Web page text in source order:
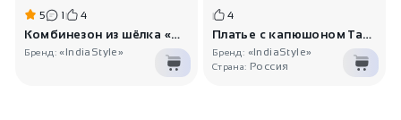
5 1 4
Комбинезон из шёлка «Анувинда»
Бренд: «IndiaStyle»
4
Платье с капюшоном Тара
Бренд: «IndiaStyle»
Страна: Россия